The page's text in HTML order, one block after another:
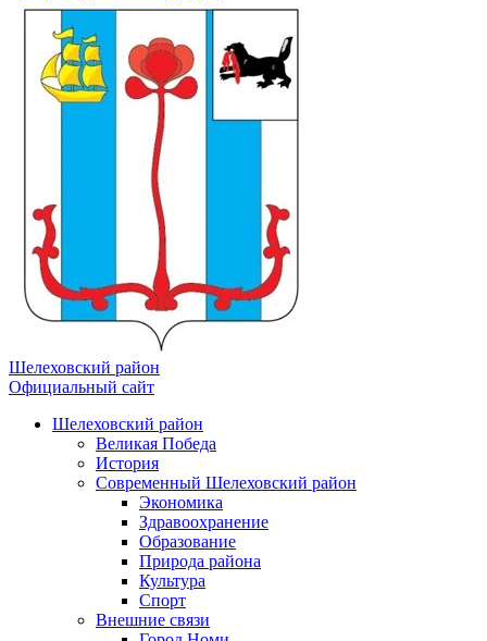
Шелеховский район
Официальный сайт
Шелеховский район
Великая Победа
История
Современный Шелеховский район
Экономика
Здравоохранение
Образование
Природа района
Культура
Спорт
Внешние связи